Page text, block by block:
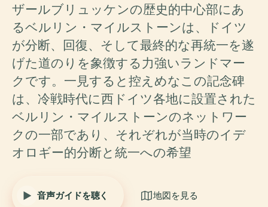
ザールブリュッケンの歴史的中心部にあ
るベルリン・マイルストーンは、ドイツ
が分断、回復、そして最終的な再統一を遂
げた道のりを象徴する力強いランドマー
クです。一見すると控えめなこの記念碑
は、冷戦時代に西ドイツ各地に設置された
ベルリン・マイルストーンのネットワー
クの一部であり、それぞれが当時のイデ
オロギー的分断と統一への希望
音声ガイドを聴く 地図を見る